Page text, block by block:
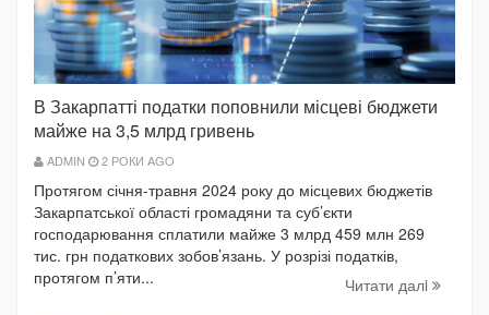
В Закарпатті податки поповнили місцеві бюджети
майже на 3,5 млрд гривень
ADMIN 2 РОКИ AGO
Протягом січня-травня 2024 року до місцевих бюджетів
Закарпатської області громадяни та суб’єкти
господарювання сплатили майже 3 млрд 459 млн 269
тис. грн податкових зобов’язань. У розрізі податків,
протягом п’яти...
Читати далi